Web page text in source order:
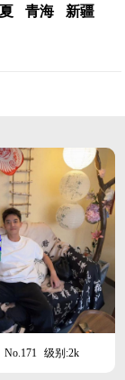
青海 新疆
No.171 级别:2k